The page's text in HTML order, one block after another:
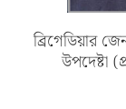
ব্রিগেডিয়ার
উপদেষ্টা